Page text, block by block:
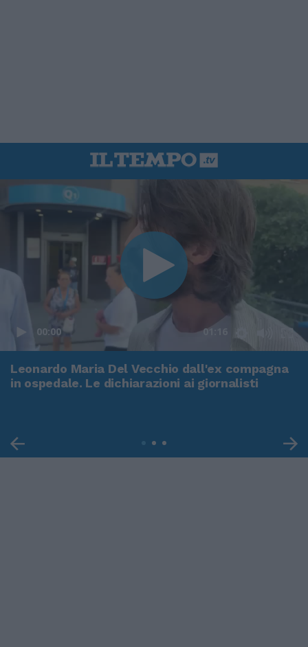
00:00 01:16
Leonardo Maria Del Vecchio dall'ex compagna
in ospedale. Le dichiarazioni ai giornalisti